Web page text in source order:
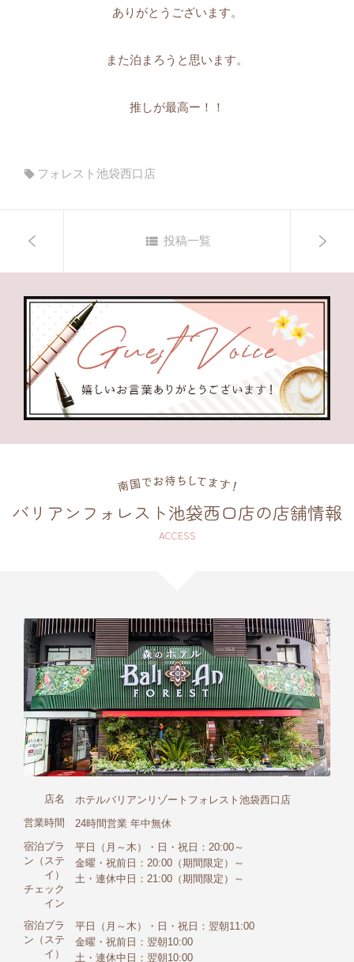
ありがとうございます。
また泊まろうと思います。
推しが最高ー！！
フォレスト池袋西口店
投稿一覧
バリアンフォレスト池袋西口店の店舗情報
ACCESS
店名
ホテルバリアンリゾートフォレスト池袋西口店
営業時間
24時間営業 年中無休
宿泊プラ
ン（ステ
イ）
チェック
イン
平日（月～木）・日・祝日：20:00～
金曜・祝前日：20:00（期間限定）～
土・連休中日：21:00（期間限定）～
宿泊プラ
ン（ステ
イ）
平日（月～木）・日・祝日：翌朝11:00
金曜・祝前日：翌朝10:00
土・連休中日：翌朝10:00